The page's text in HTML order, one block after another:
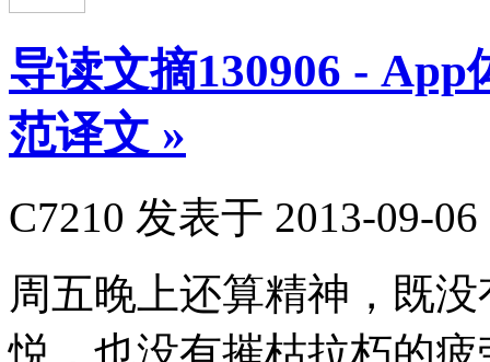
导读文摘130906 -
范译文 »
C7210 发表于 2013-09-06
周五晚上还算精神，既
悦，也没有摧枯拉朽的